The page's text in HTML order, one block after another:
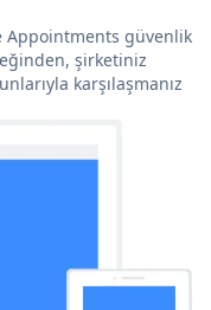
Appointments güvenlik
şirketiniz
karşılaşmanız